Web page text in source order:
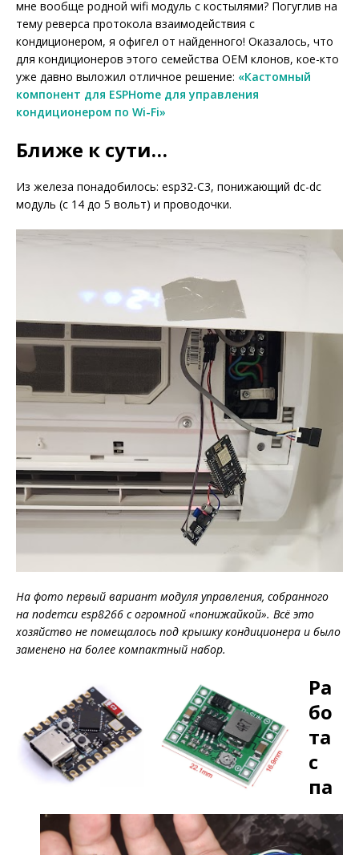
мне вообще родной wifi модуль с костылями? Погуглив на
тему реверса протокола взаимодействия с
кондиционером, я офигел от найденного! Оказалось, что
для кондиционеров этого семейства OEM клонов, кое-кто
уже давно выложил отличное решение: «Кастомный
компонент для ESPHome для управления
кондиционером по Wi-Fi»
Ближе к сути…
Из железа понадобилось: esp32-C3, понижающий dc-dc
модуль (с 14 до 5 вольт) и проводочки.
На фото первый вариант модуля управления, собранного
на nodemcu esp8266 с огромной «понижайкой». Всё это
хозяйство не помещалось под крышку кондиционера и было
заменено на более компактный набор.
Ра
бо
та
с
па